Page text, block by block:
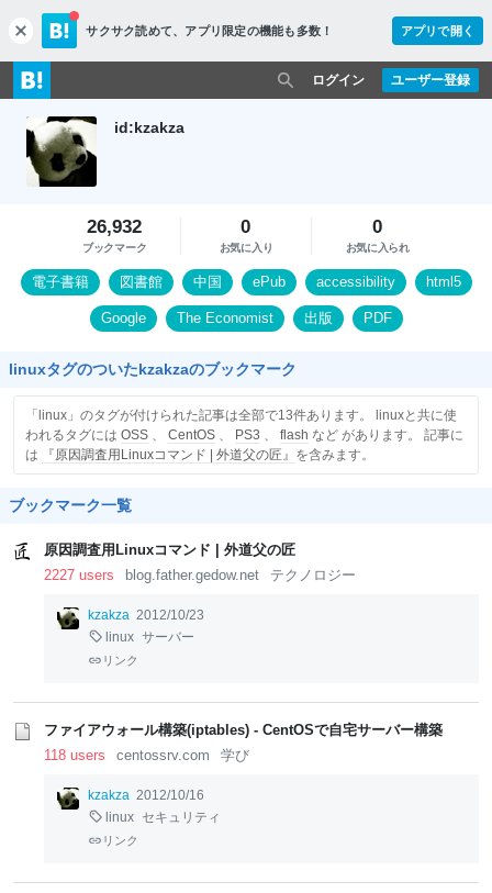
c
l
o
s
e
サクサク読めて、 アプリ限定の機能も多数！ アプリで開く
ユーザー登録
ログイン
id:kzakza
26,932
ブックマーク
0
お気に入り
0
お気に入られ
電子書籍 図書館 中国 ePub accessibility html5
Google The Economist 出版 PDF
linuxタグのついたkzakzaのブックマーク
「linux」のタグが付けられた記事は全部で13件あります。 linuxと共に使
われるタグには OSS 、 CentOS 、 PS3 、 flash など があります。 記事に
は
『原因調査用Linuxコマンド | 外道父の匠』 を含みます。
ブックマーク一覧
原因調査用Linuxコマンド | 外道父の匠
2227 users
blog.father.gedow.net テクノロジー
kzakza 2012/10/23
linux サーバー
リンク
ファイアウォール構築(iptables) - CentOSで自宅サーバー構築
118 users
centossrv.com 学び
kzakza 2012/10/16
linux セキュリティ
リンク